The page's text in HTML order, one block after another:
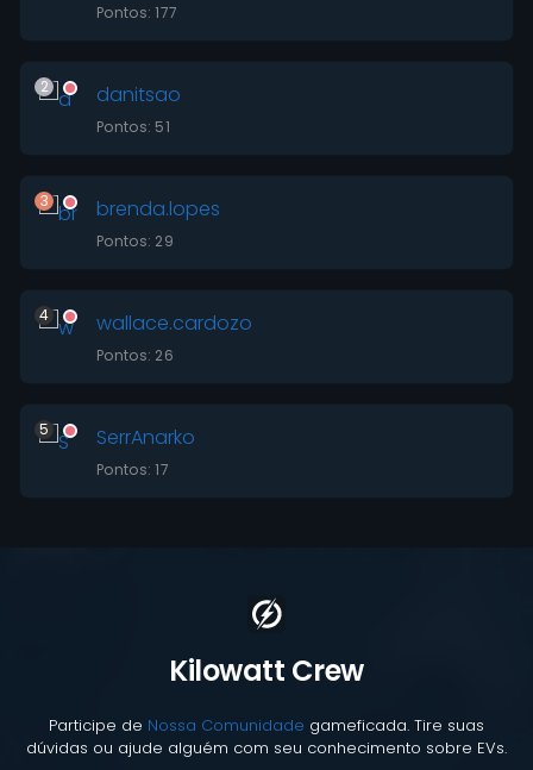
Pontos: 177
2 danitsao
Pontos: 51
3 brenda.lopes
Pontos: 29
4 wallace.cardozo
Pontos: 26
5 SerrAnarko
Pontos: 17
Kilowatt Crew
Participe de Nossa Comunidade gameficada. Tire suas
dúvidas ou ajude alguém com seu conhecimento sobre EVs.